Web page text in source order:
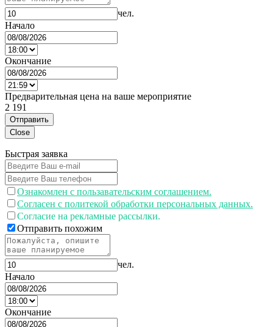
чел.
Начало
Окончание
Предварительная цена на ваше мероприятие
2 191
Отправить
Close
Быстрая заявка
Ознакомлен с пользавательским соглашением.
Согласен с политекой обработки персональных данных.
Согласие на рекламные рассылки.
Отправить похожим
чел.
Начало
Окончание